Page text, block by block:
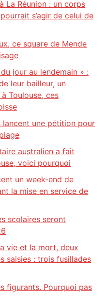
La Réunion : un corps
s’agir de celui de
ce square de Mende
jour au lendemain » :
leur bailleur, un
Toulouse, ces
une pétition pour
australien a fait
voici pourquoi
un week-end de
la mise en service de
scolaires seront
vie et la mort, deux
saisies : trois fusillades
figurants. Pourquoi pas